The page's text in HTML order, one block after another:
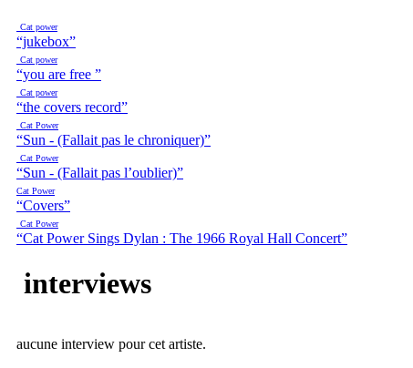
Cat power
“jukebox”
Cat power
“you are free ”
Cat power
“the covers record”
Cat Power
“Sun - (Fallait pas le chroniquer)”
Cat Power
“Sun - (Fallait pas l’oublier)”
Cat Power
“Covers”
Cat Power
“Cat Power Sings Dylan : The 1966 Royal Hall Concert”
interviews
aucune interview pour cet artiste.